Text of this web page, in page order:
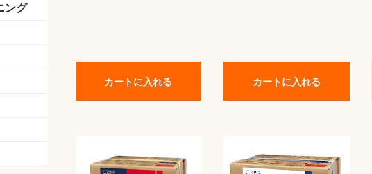
) うろこ取り
ング
リンス&中和剤&前処理カートに入れる カートに入れる